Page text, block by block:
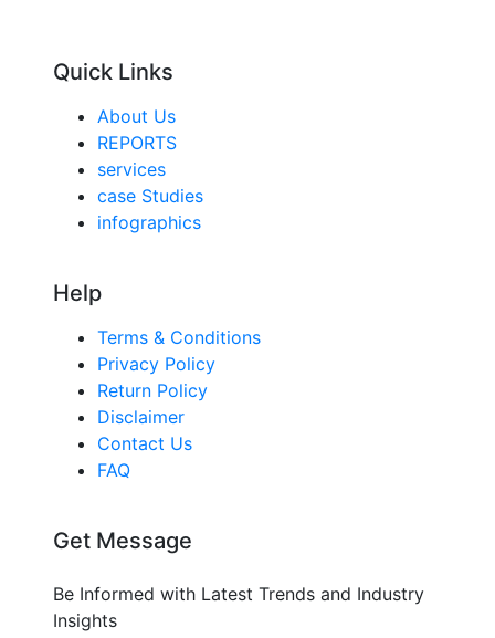
Quick Links
About Us
REPORTS
services
case Studies
infographics
Help
Terms & Conditions
Privacy Policy
Return Policy
Disclaimer
Contact Us
FAQ
Get Message
Be Informed with Latest Trends and Industry
Insights